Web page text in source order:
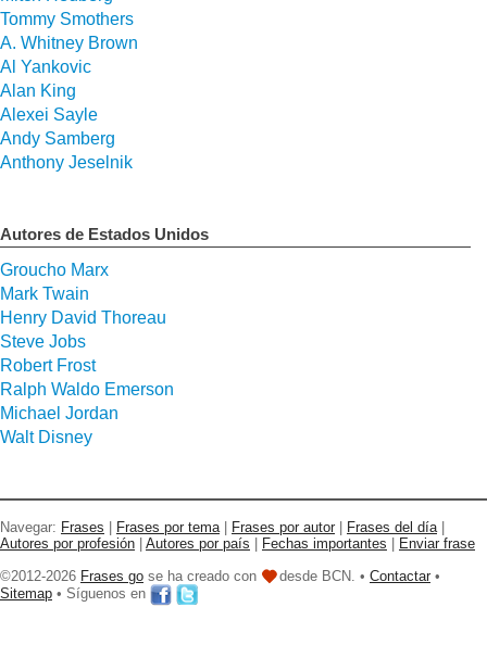
Tommy Smothers
A. Whitney Brown
Al Yankovic
Alan King
Alexei Sayle
Andy Samberg
Anthony Jeselnik
Autores de Estados Unidos
Groucho Marx
Mark Twain
Henry David Thoreau
Steve Jobs
Robert Frost
Ralph Waldo Emerson
Michael Jordan
Walt Disney
Navegar: Frases Frases por tema| Frases por autor Frases del día|
Autores por profesión
Autores por país Fechas importantes
Enviar frase
©2012-2026 Frases go se ha creado con desde BCN. • Contactar •
Sitemap • Síguenos en